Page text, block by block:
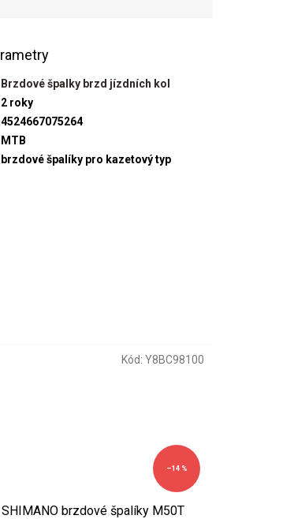
Brzdové špalky brzd jízdních kol
2 roky
4524667075264
MTB
brzdové špalíky pro kazetový typ
–14 %
SHIMANO brzdové špalíky M50T
Kód: Y8BC98100